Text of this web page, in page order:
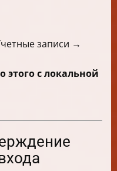
записи →
этого с локальной